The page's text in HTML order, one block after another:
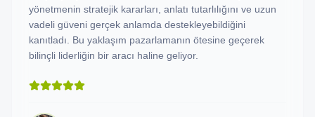
yönetmenin stratejik kararları, anlatı tutarlılığını ve uzun
vadeli güveni gerçek anlamda destekleyebildiğini
kanıtladı. Bu yaklaşım pazarlamanın ötesine geçerek
bilinçli liderliğin bir aracı haline geliyor.